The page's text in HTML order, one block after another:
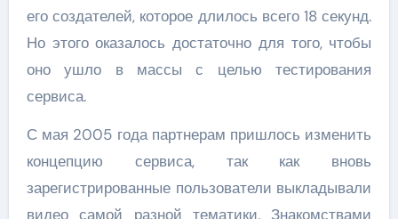
его создателей, которое длилось всего 18 секунд.
Но этого оказалось достаточно для того, чтобы
оно ушло в массы с целью тестирования
сервиса.
С мая 2005 года партнерам пришлось изменить
концепцию сервиса, так как вновь
зарегистрированные пользователи выкладывали
видео самой разной тематики. Знакомствами